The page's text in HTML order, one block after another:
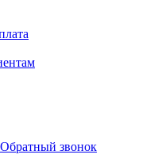
Обратный звонок